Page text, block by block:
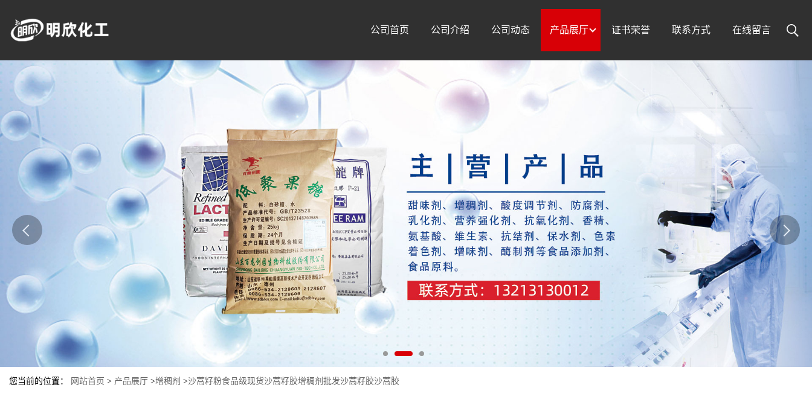
公司首页 公司介绍 公司动态 产品展厅 证书荣誉 联系方式 在线留言
您当前的位置： 网站首页 > 产品展厅 >增稠剂 >沙蒿籽粉食品级现货沙蒿籽胶增稠剂批发沙蒿籽胶沙蒿胶